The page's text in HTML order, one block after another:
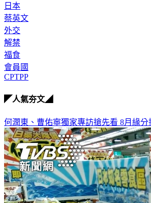
日本
蔡英文
外交
解禁
福食
會員國
CPTPP
◤人氣夯文◢
何潤東、曹佑寧獨家專訪搶先看 8月緣分